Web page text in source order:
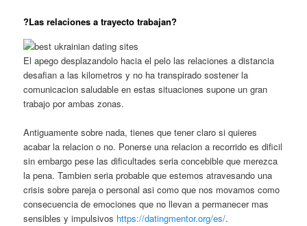
?Las relaciones a trayecto trabajan?
El apego desplazandolo hacia el pelo las relaciones a distancia
desafian a las kilometros y no ha transpirado sostener la
comunicacion saludable en estas situaciones supone un gran
trabajo por ambas zonas.
Antiguamente sobre nada, tienes que tener claro si quieres
acabar la relacion o no. Ponerse una relacion a recorrido es dificil
sin embargo pese las dificultades seria concebible que merezca
la pena. Tambien seria probable que estemos atravesando una
crisis sobre pareja o personal asi como que nos movamos como
consecuencia de emociones que no llevan a permanecer mas
sensibles y impulsivos https://datingmentor.org/es/.